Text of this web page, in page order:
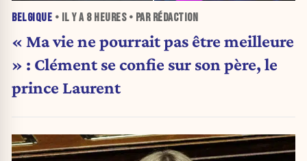
BELGIQUE • IL Y A 8 HEURES• PAR RÉDACTION
« Ma vie ne pourrait pas être meilleure
» : Clément se confie sur son père, le
prince Laurent